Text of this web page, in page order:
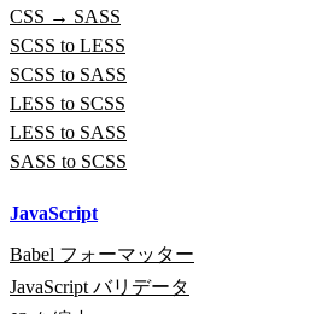
CSS → SASS
SCSS to LESS
SCSS to SASS
LESS to SCSS
LESS to SASS
SASS to SCSS
JavaScript
Babel フォーマッター
JavaScript バリデータ